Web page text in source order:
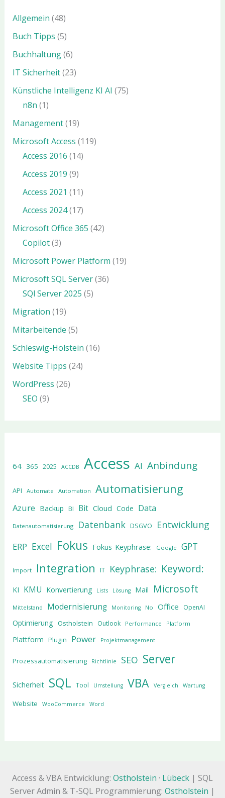
Allgemein (48)
Buch Tipps (5)
Buchhaltung(6)
IT Sicherheit(23)
Künstliche Intelligenz KI AI (75)
n8n (1)
Management(19)
Microsoft Access (119)
Access 2016 (14)
Access 2019 (9)
Access 2021 (11)
Access 2024(17)
Microsoft Office 365 (42)
Copilot(3)
Microsoft Power Platform (19)
Microsoft SQL Server(36)
SQl Server 2025 (5)
Migration (19)
Mitarbeitende (5)
Schleswig-Holstein (16)
Website Tipps (24)
WordPress (26)
SEO (9)
64 365 2025 ACCDB Access AI Anbindung
API Automate Automation Automatisierung
Azure Backup BI Bit Cloud Code Data
Datenautomatisierung Datenbank DSGVO Entwicklung
ERP Excel Fokus Fokus-Keyphrase: Google GPT
Import Integration IT Keyphrase: Keyword:
KI KMU Konvertierung Lists Lösung Mail Microsoft
Mittelstand Modernisierung Monitoring No Office OpenAI
Optimierung Ostholstein Outlook Performance Platform
Plattform Plugin Power Projektmanagement
Prozessautomatisierung Richtlinie SEO Server
Sicherheit SQL Tool Umstellung VBA Vergleich Wartung
Website WooCommerce Word
Access & VBA Entwicklung: Ostholstein · Lübeck | SQL
Server Admin & T-SQL Programmierung: Ostholstein |